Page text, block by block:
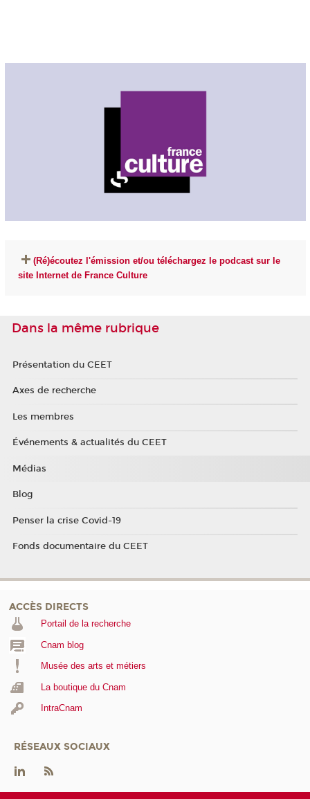
(Ré)écoutez l'émission et/ou téléchargez le podcast sur le
site Internet de France Culture
Dans la même rubrique
Présentation du CEET
Axes de recherche
Les membres
Événements & actualités du CEET
Médias
Blog
Penser la crise Covid-19
Fonds documentaire du CEET
ACCÈS DIRECTS
Portail de la recherche
Cnam blog
Musée des arts et métiers
La boutique du Cnam
IntraCnam
RÉSEAUX SOCIAUX